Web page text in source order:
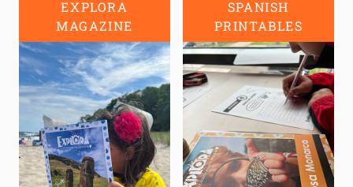
EXPLORA
MAGAZINE
SPANISH
PRINTABLES